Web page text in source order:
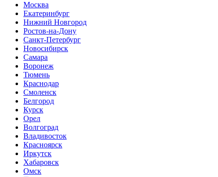
Москва
Екатеринбург
Нижний Новгород
Ростов-на-Дону
Санкт-Петербург
Новосибирск
Самара
Воронеж
Тюмень
Краснодар
Смоленск
Белгород
Курск
Орел
Волгоград
Владивосток
Красноярск
Иркутск
Хабаровск
Омск